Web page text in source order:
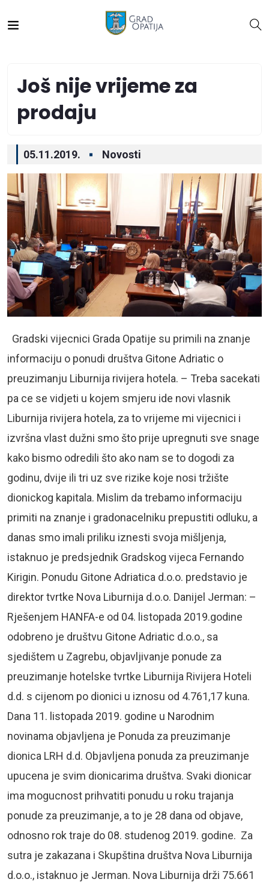
Još nije vrijeme za
prodaju
05.11.2019. Novosti
Gradski vijecnici Grada Opatije su primili na znanje
informaciju o ponudi društva Gitone Adriatic o
preuzimanju Liburnija rivijera hotela. – Treba sacekati
pa ce se vidjeti u kojem smjeru ide novi vlasnik
Liburnija rivijera hotela, za to vrijeme mi vijecnici i
izvršna vlast dužni smo što prije upregnuti sve snage
kako bismo odredili što ako nam se to dogodi za
godinu, dvije ili tri uz sve rizike koje nosi tržište
dionickog kapitala. Mislim da trebamo informaciju
primiti na znanje i gradonacelniku prepustiti odluku, a
danas smo imali priliku iznesti svoja mišljenja,
istaknuo je predsjednik Gradskog vijeca Fernando
Kirigin. Ponudu Gitone Adriatica d.o.o. predstavio je
direktor tvrtke Nova Liburnija d.o.o. Danijel Jerman: –
Rješenjem HANFA-e od 04. listopada 2019.godine
odobreno je društvu Gitone Adriatic d.o.o., sa
sjedištem u Zagrebu, objavljivanje ponude za
preuzimanje hotelske tvrtke Liburnija Rivijera Hoteli
d.d. s cijenom po dionici u iznosu od 4.761,17 kuna.
Dana 11. listopada 2019. godine u Narodnim
novinama objavljena je Ponuda za preuzimanje
dionica LRH d.d. Objavljena ponuda za preuzimanje
upucena je svim dionicarima društva. Svaki dionicar
ima mogucnost prihvatiti ponudu u roku trajanja
ponude za preuzimanje, a to je 28 dana od objave,
odnosno rok traje do 08. studenog 2019. godine. Za
sutra je zakazana i Skupština društva Nova Liburnija
d.o.o., istaknuo je Jerman. Nova Liburnija drži 75.661